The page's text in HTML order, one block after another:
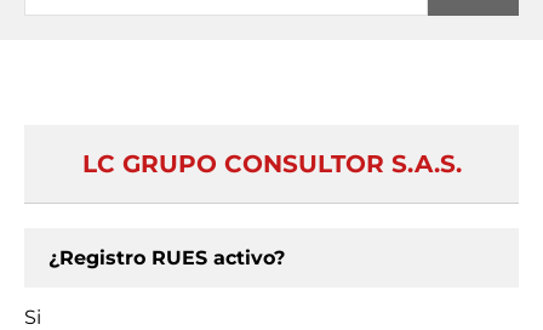
LC GRUPO CONSULTOR S.A.S.
¿Registro RUES activo?
Si